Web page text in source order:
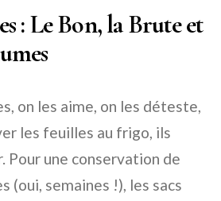
: Le Bon, la Brute et
on les aime, on les déteste,
les feuilles au frigo, ils
Pour une conservation de
(oui, semaines !), les sacs